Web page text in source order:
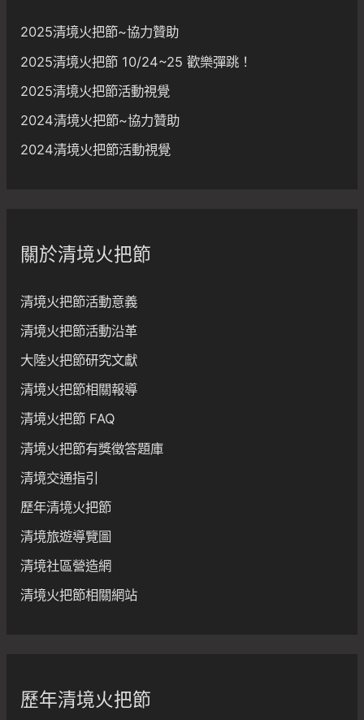
2025清境火把節~協力贊助
2025清境火把節 10/24~25 歡樂彈跳！
2025清境火把節活動視覺
2024清境火把節~協力贊助
2024清境火把節活動視覺
關於清境火把節
清境火把節活動意義
清境火把節活動沿革
大陸火把節研究文獻
清境火把節相關報導
清境火把節 FAQ
清境火把節有獎徵答題庫
清境交通指引
歷年清境火把節
清境旅遊導覽圖
清境社區營造網
清境火把節相關網站
歷年清境火把節